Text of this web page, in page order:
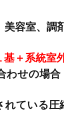
美容室、調
基＋系統室
わせの場合
れている圧